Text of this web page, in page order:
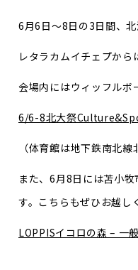
6月6日～8日の3日間、
レタラカムイチェプから
会場内にはウィッフルボ
6/6-8北大祭
（体育館は地下鉄南北
また、6月8日には苫小
す。こちらもぜひお越し
LOPPISイコロの森 – 一